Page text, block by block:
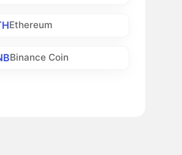
Ethereum
Binance Coin